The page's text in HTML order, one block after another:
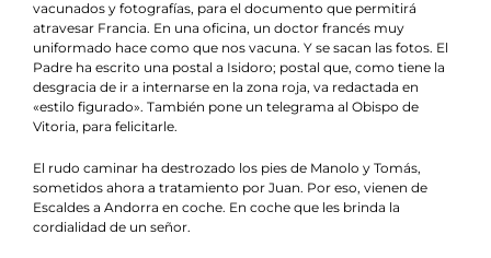
vacunados y fotografías, para el documento que permitirá
atravesar Francia. En una oficina, un doctor francés muy
uniformado hace como que nos vacuna. Y se sacan las fotos. El
Padre ha escrito una postal a Isidoro; postal que, como tiene la
desgracia de ir a internarse en la zona roja, va redactada en
«estilo figurado». También pone un telegrama al Obispo de
Vitoria, para felicitarle.
El rudo caminar ha destrozado los pies de Manolo y Tomás,
sometidos ahora a tratamiento por Juan. Por eso, vienen de
Escaldes a Andorra en coche. En coche que les brinda la
cordialidad de un señor.